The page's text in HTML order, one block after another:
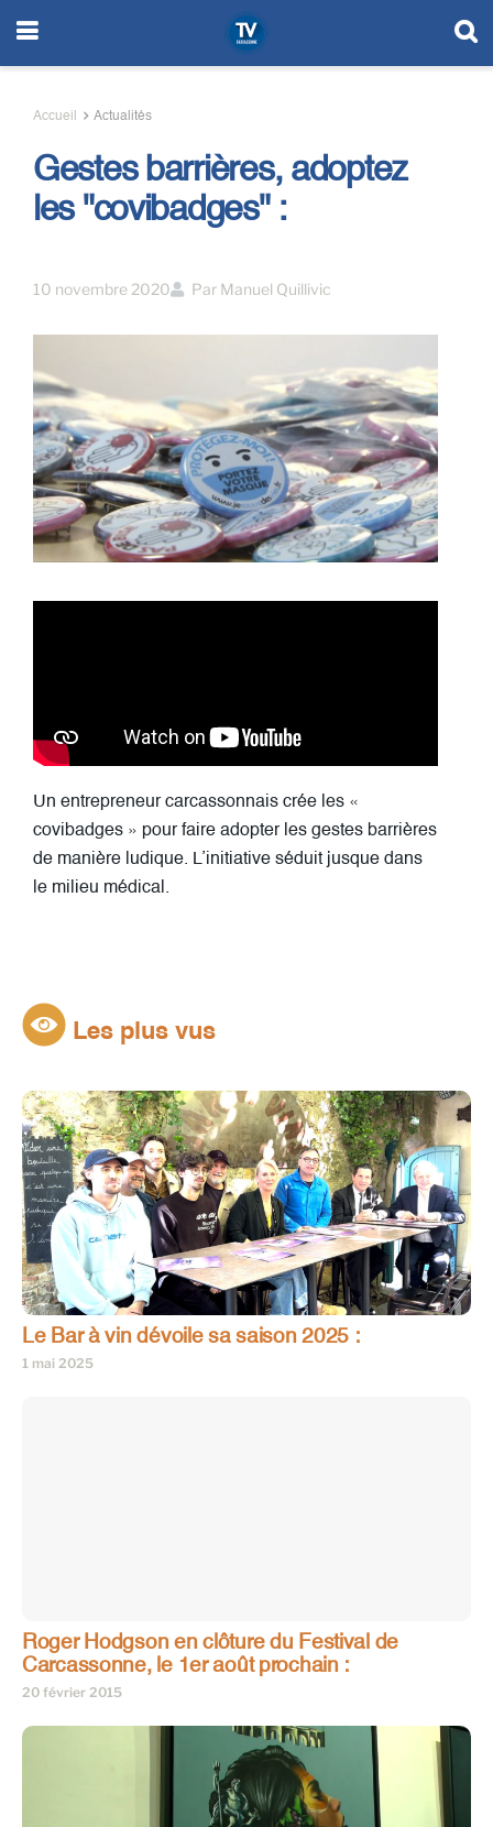
Accueil Actualités
Gestes barrières, adoptez
les "covibadges" :
10 novembre 2020 Par Manuel Quillivic
Un entrepreneur carcassonnais crée les «
covibadges » pour faire adopter les gestes barrières
de manière ludique. L’initiative séduit jusque dans
le milieu médical.
Les plus vus
Le Bar à vin dévoile sa saison 2025 :
1 mai 2025
Roger Hodgson en clôture du Festival de
Carcassonne, le 1er août prochain :
20 février 2015